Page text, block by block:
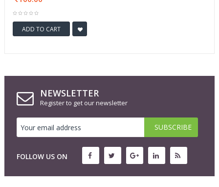
ADD TO CART
NEWSLETTER
Register to get our newsletter
FOLLOW US ON